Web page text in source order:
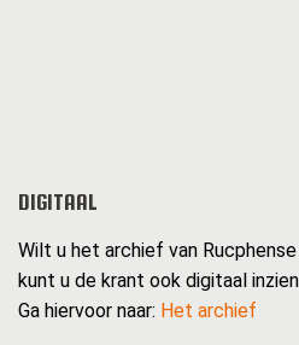
DIGITAAL
Wilt u het archief van
kunt u de krant ook digitaal
Ga hiervoor naar: Het archief